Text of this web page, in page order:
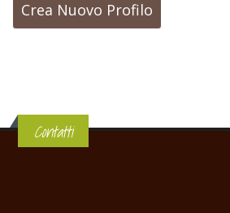
Contatti